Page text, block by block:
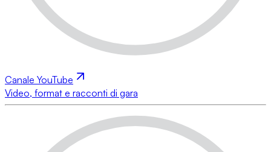
Canale YouTube
Video, format e racconti di gara